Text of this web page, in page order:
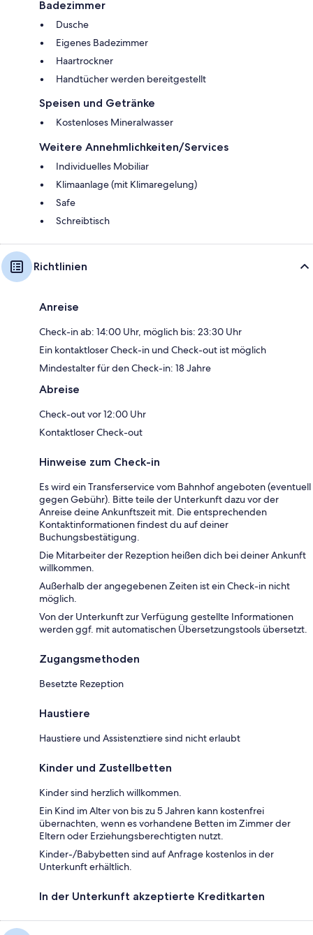
Badezimmer
Dusche
Eigenes Badezimmer
Haartrockner
Handtücher werden bereitgestellt
Speisen und Getränke
Kostenloses Mineralwasser
Weitere Annehmlichkeiten/Services
Individuelles Mobiliar
Klimaanlage (mit Klimaregelung)
Safe
Schreibtisch
Richtlinien
Anreise
Check-in ab: 14:00 Uhr, möglich bis: 23:30 Uhr
Ein kontaktloser Check-in und Check-out ist möglich
Mindestalter für den Check-in: 18 Jahre
Abreise
Check-out vor 12:00 Uhr
Kontaktloser Check-out
Hinweise zum Check-in
Es wird ein Transferservice vom Bahnhof angeboten (eventuell
gegen Gebühr). Bitte teile der Unterkunft dazu vor der
Anreise deine Ankunftszeit mit. Die entsprechenden
Kontaktinformationen findest du auf deiner
Buchungsbestätigung.
Die Mitarbeiter der Rezeption heißen dich bei deiner Ankunft
willkommen.
Außerhalb der angegebenen Zeiten ist ein Check-in nicht
möglich.
Von der Unterkunft zur Verfügung gestellte Informationen
werden ggf. mit automatischen Übersetzungstools übersetzt.
Zugangsmethoden
Besetzte Rezeption
Haustiere
Haustiere und Assistenztiere sind nicht erlaubt
Kinder und Zustellbetten
Kinder sind herzlich willkommen.
Ein Kind im Alter von bis zu 5 Jahren kann kostenfrei
übernachten, wenn es vorhandene Betten im Zimmer der
Eltern oder Erziehungsberechtigten nutzt.
Kinder-/Babybetten sind auf Anfrage kostenlos in der
Unterkunft erhältlich.
In der Unterkunft akzeptierte Kreditkarten